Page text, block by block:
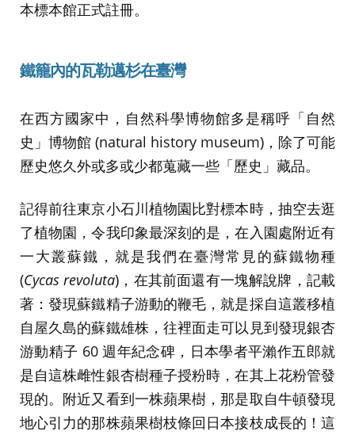
本標本館正式註冊。
鐵籠內的瓦勒邁杉在臺灣
在西方國家中，自然科學博物館多是稱呼「自然
史」博物館 (natural history museum)，除了可能
歷史悠久外或多或少都蒐藏一些「歷史」藏品。
記得前往東京小石川植物園比對標本時，抽空去逛
了植物園，令我印象最深刻的是，在入園處附近有
一大叢蘇鐵，就是我們在臺灣常見的蘇鐵物種
(Cycas revoluta)，在其前面還有一塊解說牌，記載
著：發現蘇鐵精子游動的鞭毛，就是採自這叢移植
自屋久島的蘇鐵雄株，往裡面走可以見到發現銀杏
游動精子 60 週年紀念碑，日本學者平瀨作五郎就
是自這株雌性銀杏樹種子授粉時，在其上花粉管發
現的。附近又看到一株蘋果樹，那是取自牛頓發現
地心引力的那株蘋果樹枝條回日本接枝成長的！這